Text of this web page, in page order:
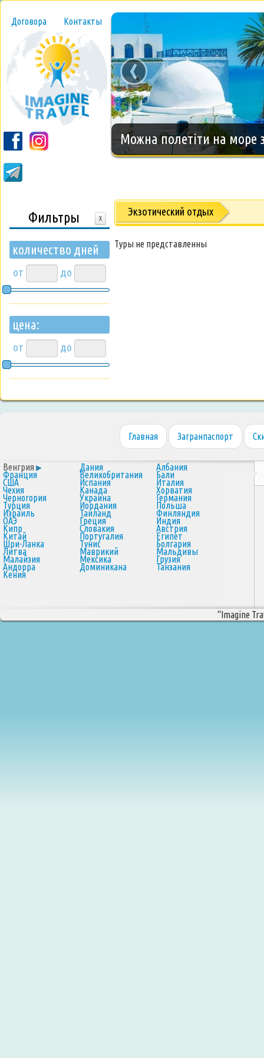
Договора Контакты
Новогодний тур на
‹
Фильтры X
количество дней
от до
цена:
от до
Экзотический отдых
Туры не представленны
Главная Загранпаспорт
Венгрия Дания Албания
Франция Великобритания Бали
США Испания Италия
Чехия Канада Хорватия
Черногория Украина Германия
Турция Иордания Польша
Израиль Таиланд Финляндия
ОАЭ Греция Индия
Кипр Словакия Австрия
Китай Португалия Египет
Шри-Ланка Тунис Болгария
Литва Маврикий Мальдивы
Малайзия Мексика Грузия
Андорра Доминикана Танзания
Кения
“Imagine